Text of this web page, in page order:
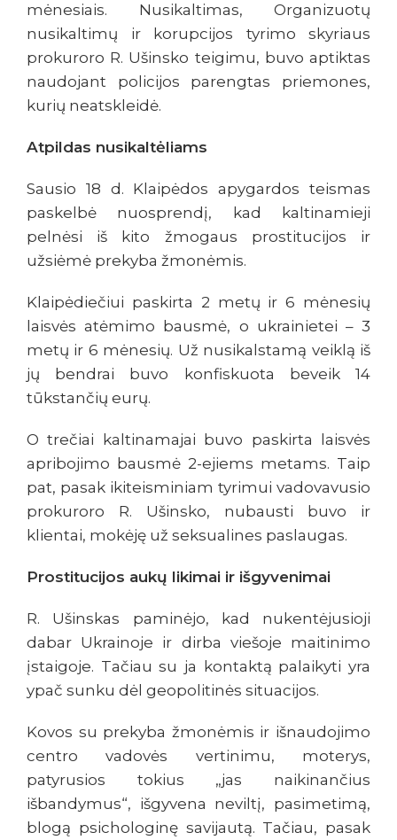
mėnesiais. Nusikaltimas, Organizuotų
nusikaltimų ir korupcijos tyrimo skyriaus
prokuroro R. Ušinsko teigimu, buvo aptiktas
naudojant policijos parengtas priemones,
kurių neatskleidė.
Atpildas nusikaltėliams
Sausio 18 d. Klaipėdos apygardos teismas
paskelbė nuosprendį, kad kaltinamieji
pelnėsi iš kito žmogaus prostitucijos ir
užsiėmė prekyba žmonėmis.
Klaipėdiečiui paskirta 2 metų ir 6 mėnesių
laisvės atėmimo bausmė, o ukrainietei – 3
metų ir 6 mėnesių. Už nusikalstamą veiklą iš
jų bendrai buvo konfiskuota beveik 14
tūkstančių eurų.
O trečiai kaltinamajai buvo paskirta laisvės
apribojimo bausmė 2-ejiems metams. Taip
pat, pasak ikiteisminiam tyrimui vadovavusio
prokuroro R. Ušinsko, nubausti buvo ir
klientai, mokėję už seksualines paslaugas.
Prostitucijos aukų likimai ir išgyvenimai
R. Ušinskas paminėjo, kad nukentėjusioji
dabar Ukrainoje ir dirba viešoje maitinimo
įstaigoje. Tačiau su ja kontaktą palaikyti yra
ypač sunku dėl geopolitinės situacijos.
Kovos su prekyba žmonėmis ir išnaudojimo
centro vadovės vertinimu, moterys,
patyrusios tokius „jas naikinančius
išbandymus“, išgyvena neviltį, pasimetimą,
blogą psichologinę savijautą. Tačiau, pasak